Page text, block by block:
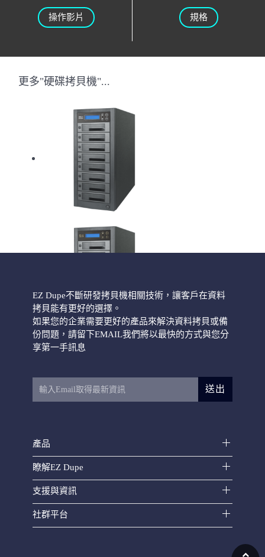
操作影片 規格
更多"硬碟拷貝機"...
HD Pantera硬碟拷貝機
HD Leopardo硬碟拷貝機
HD CyCLONE600硬碟拷貝機
EZ Dupe不斷研發拷貝機相關技術，讓客戶在資料
拷貝能有更好的選擇。
如果您的企業需要更好的產品來解決資料拷貝或備
份問題，請留下EMAIL我們將以最快的方式與您分
享第一手訊息
送出
產品
瞭解EZ Dupe
支援與資訊
社群平台